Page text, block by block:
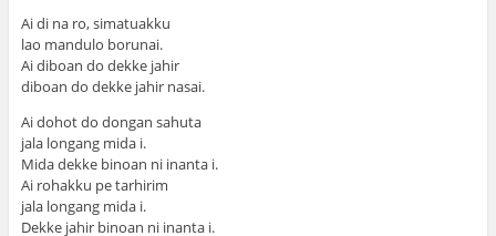
Ai di na ro, simatuakku
lao mandulo borunai.
Ai diboan do dekke jahir
diboan do dekke jahir nasai.
Ai dohot do dongan sahuta
jala longang mida i.
Mida dekke binoan ni inanta i.
Ai rohakku pe tarhirim
jala longang mida i.
Dekke jahir binoan ni inanta i.